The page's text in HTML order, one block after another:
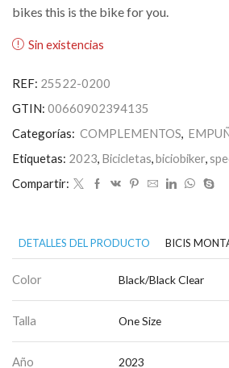
bikes this is the bike for you.
Sin existencias
REF: 25522-0200
GTIN: 00660902394135
Categorías: COMPLEMENTOS,
Etiquetas: 2023, Bicicletas,biciobiker,
Compartir:
DETALLES DEL PRODUCTO BICIS
Color Black/Black Clear
Talla One Size
Año 2023